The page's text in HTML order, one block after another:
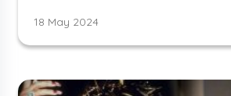
18 May 2024